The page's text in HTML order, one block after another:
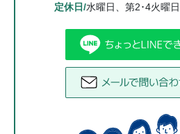
定休日/水曜日、第2･4火曜